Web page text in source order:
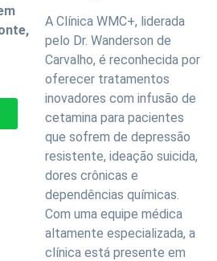
A Clínica WMC+, liderada
pelo Dr. Wanderson de
Carvalho, é reconhecida por
oferecer tratamentos
inovadores com infusão de
cetamina para pacientes
que sofrem de depressão
resistente, ideação suicida,
dores crônicas e
dependências químicas.
Com uma equipe médica
altamente especializada, a
clínica está presente em